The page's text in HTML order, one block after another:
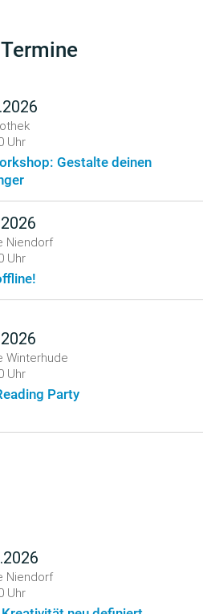
Termine
Uhr
Gestalte deinen
Niendorf
Uhr
Winterhude
Uhr
Party
Niendorf
Uhr